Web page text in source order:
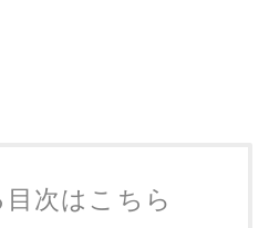
次はこちら